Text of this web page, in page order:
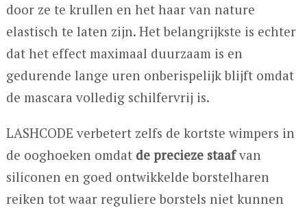
door ze te krullen en het haar van nature
elastisch te laten zijn. Het belangrijkste is echter
dat het effect maximaal duurzaam is en
gedurende lange uren onberispelijk blijft omdat
de mascara volledig schilfervrij is.
LASHCODE verbetert zelfs de kortste wimpers in
de ooghoeken omdat de precieze staafvan
siliconen en goed ontwikkelde borstelharen
reiken tot waar reguliere borstels niet kunnen